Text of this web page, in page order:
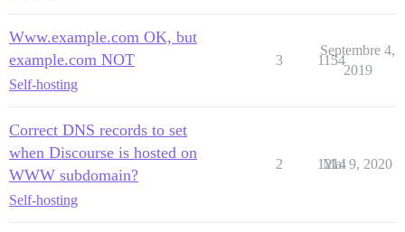
Www.example.com OK, but
example.com NOT
Self-hosting
3 1154
Septembre 4,
2019
Correct DNS records to set
when Discourse is hosted on
WWW subdomain?
Self-hosting
2 1214
Mai 9, 2020